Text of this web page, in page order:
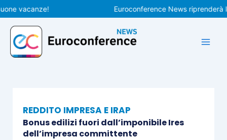
Vai
al
contenuto
Euroconference News riprenderà le
REDDITO IMPRESA E IRAP
Bonus edilizi fuori dall’imponibile Ires
dell’impresa committente